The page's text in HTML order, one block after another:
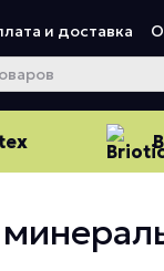
и доставка